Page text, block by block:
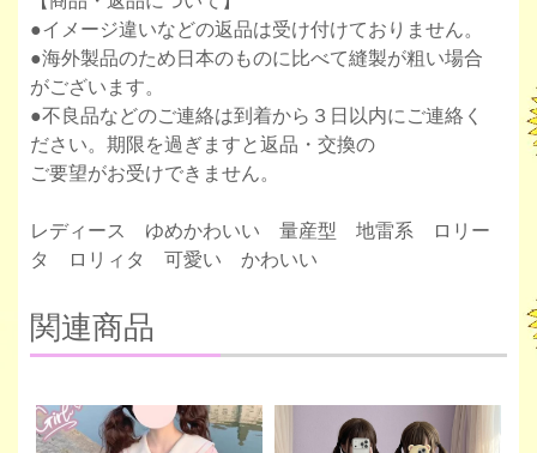
●イメージ違いなどの返品は受け付けておりません。
●海外製品のため日本のものに比べて縫製が粗い場合
がございます。
●不良品などのご連絡は到着から３日以内にご連絡く
ださい。期限を過ぎますと返品・交換の
ご要望がお受けできません。
レディース ゆめかわいい 量産型 地雷系 ロリー
タ ロリィタ 可愛い かわいい
関連商品